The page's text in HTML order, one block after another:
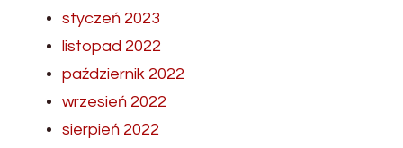
styczeń 2023
listopad 2022
październik 2022
wrzesień 2022
sierpień 2022